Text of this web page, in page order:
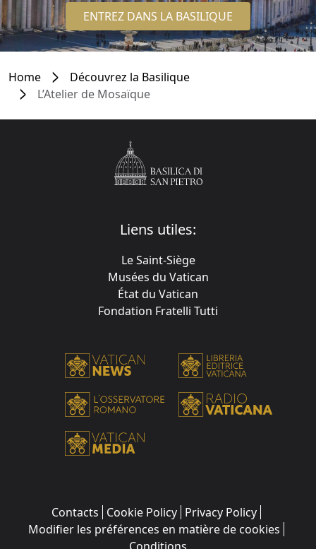
ENTREZ DANS LA BASILIQUE
Home
Découvrez la Basilique
L’Atelier de Mosaïque
Liens utiles:
Le Saint-Siège
Musées du Vatican
État du Vatican
Fondation Fratelli Tutti
Contacts Cookie Policy Privacy Policy
Modifier les préférences en matière de cookies